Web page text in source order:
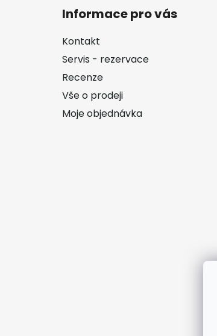
Informace pro vás
Kontakt
Servis - rezervace
Recenze
Vše o prodeji
Moje objednávka